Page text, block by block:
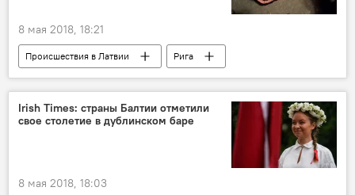
8 мая 2018, 18:21
Происшествия в Латвии
Рига
Кенгарагс
Нерадивые родители
Irish Times: страны Балтии отметили
свое столетие в дублинском баре
8 мая 2018, 18:03